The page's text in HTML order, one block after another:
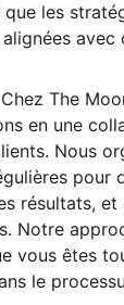
les
avec
The
en une
Nous
pour
résultats, et
Notre
vous êtes
le